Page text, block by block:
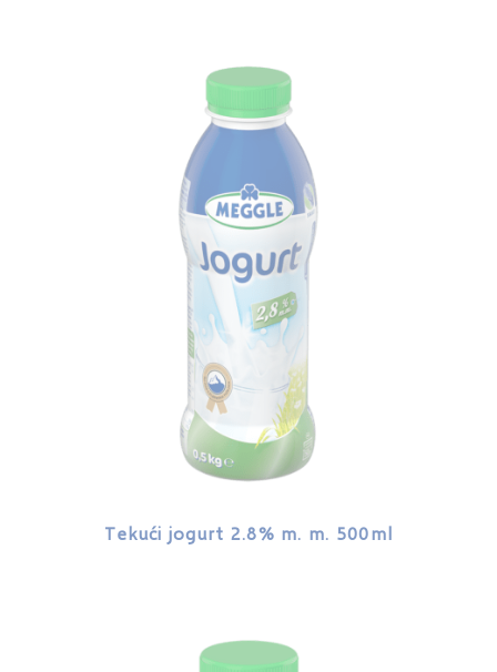
Tekući jogurt 2.8% m. m. 500ml